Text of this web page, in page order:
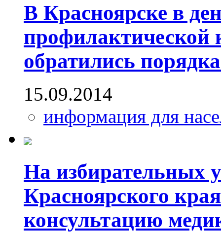
В Красноярске в
профилактической
обратились
15.09.2014
информация для
На избирательных
Красноярского
консультацию